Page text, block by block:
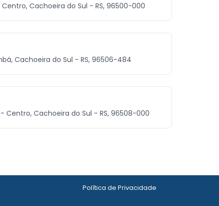
Cachoeira do Sul - RS, 96500-000
Cachoeira do Sul - RS, 96506-484
- Centro, Cachoeira do Sul - RS, 96508-000
Política de Privacidade